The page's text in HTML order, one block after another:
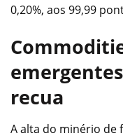
0,20%, aos 99,99
recua
A alta do minério de